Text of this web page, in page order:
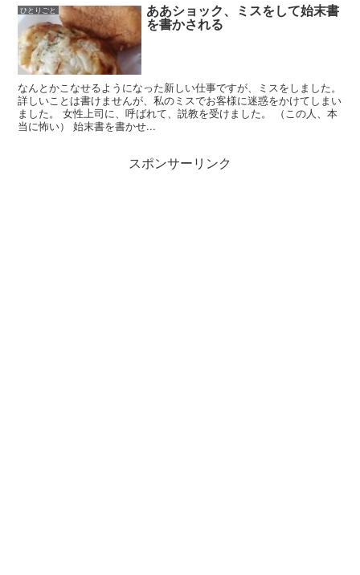
ひとりごと ああショック、ミスをして始末書
を書かされる
なんとかこなせるようになった新しい仕事ですが、ミスをしました。
詳しいことは書けませんが、私のミスでお客様に迷惑をかけてしまい
ました。 女性上司に、呼ばれて、説教を受けました。 （この人、本
当に怖い） 始末書を書かせ...
スポンサーリンク